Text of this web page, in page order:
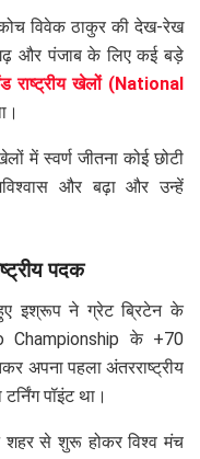
विवेक ठाकुर की देख-रेख
और पंजाब के लिए कई बड़े
राष्ट्रीय खेलों (National
में स्वर्ण जीतना कोई छोटी
और बढ़ा और उन्हें
पदक
इश्रूप ने ग्रेट ब्रिटेन के
Championship के +70
अपना पहला अंतरराष्ट्रीय
पॉइंट था।
शहर से शुरू होकर विश्व मंच